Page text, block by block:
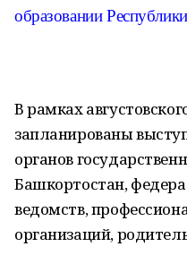
образовании
В рамках
запланированы
органов
Башкортостан,
ведомств,
организаций,